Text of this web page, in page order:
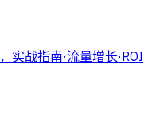
实战指南·流量增长·ROI